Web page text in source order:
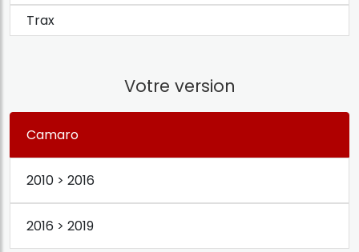
Trax
Votre version
Camaro
2010 > 2016
2016 > 2019